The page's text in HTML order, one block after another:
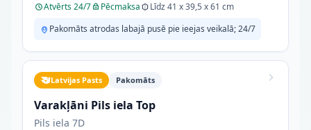
Atvērts 24/7 Pēcmaksa
Līdz 41 x 39,5 x 61 cm
Pakomāts atrodas labajā pusē pie ieejas veikalā; 24/7
Latvijas Pasts Pakomāts
Varakļāni Pils iela Top
Pils iela 7D